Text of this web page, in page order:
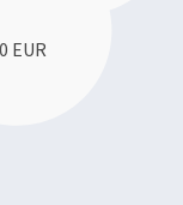
EUR